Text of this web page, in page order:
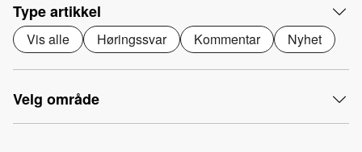
Type artikkel
Vis alle Høringssvar Kommentar Nyhet
Velg område